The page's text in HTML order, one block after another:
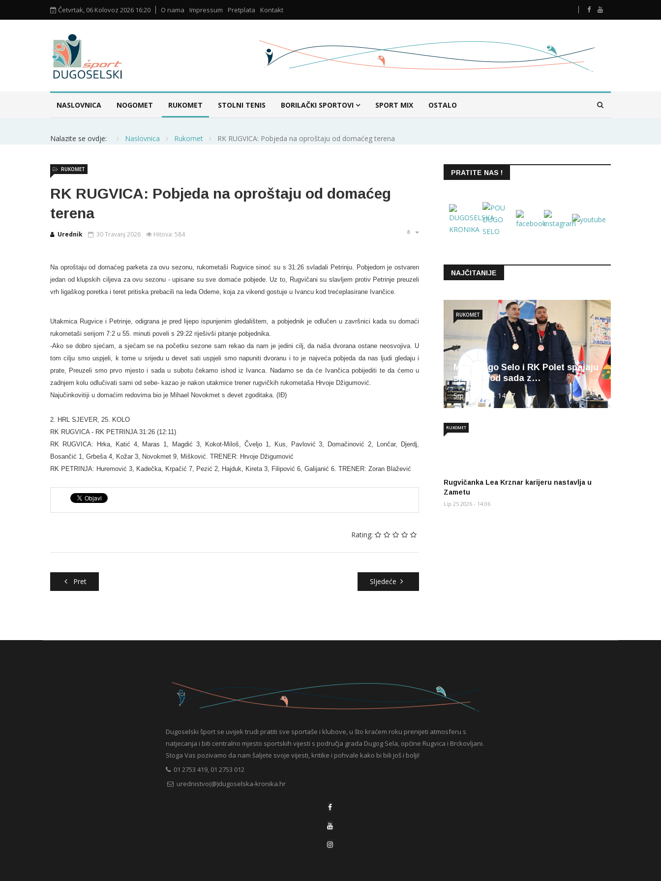
Četvrtak, 06 Kolovoz 2026 16:20 O nama Impressum Pretplata Kontakt
NASLOVNICA NOGOMET RUKOMET STOLNI TENIS BORILAČKI SPORTOVI SPORT MIX OSTALO
Nalazite se ovdje: Naslovnica Rukomet RK RUGVICA: Pobjeda na oproštaju od domaćeg terena
RK RUGVICA: Pobjeda na oproštaju od domaćeg
terena
Urednik
RUKOMET
30 Travanj 2026 Hitova: 584
Na oproštaju od domaćeg parketa za ovu sezonu, rukometaši Rugvice sinoć su s 31:26 svladali Petrinju. Pobjedom je ostvaren
jedan od klupskih ciljeva za ovu sezonu - upisane su sve domaće pobjede. Uz to, Rugvičani su slavljem protiv Petrinje preuzeli
vrh ligaškog poretka i teret pritiska prebacili na leđa Odeme, koja za vikend gostuje u Ivancu kod trećeplasirane Ivančice.
Utakmica Rugvice i Petrinje, odigrana je pred lijepo ispunjenim gledalištem, a pobjednik je odlučen u završnici kada su domaći
rukometaši serijom 7:2 u 55. minuti poveli s 29:22 riješivši pitanje pobjednika.
-Ako se dobro sjećam, a sjećam se na početku sezone sam rekao da nam je jedini cilj, da naša dvorana ostane neosvojiva. U
tom cilju smo uspjeli, k tome u srijedu u devet sati uspjeli smo napuniti dvoranu i to je najveća pobjeda da nas ljudi gledaju i
prate, Preuzeli smo prvo mjesto i sada u subotu čekamo ishod iz Ivanca. Nadamo se da će Ivančica pobijediti te da ćemo u
zadnjem kolu odlučivati sami od sebe- kazao je nakon utakmice trener rugvičkih rukometaša Hrvoje Džigumović.
Najučinkovitiji u domaćim redovima bio je Mihael Novokmet s devet zgoditaka. (IĐ)
2. HRL SJEVER, 25. KOLO
RK RUGVICA - RK PETRINJA 31:26 (12:11)
RK RUGVICA: Hrka, Katić 4, Maras 1, Magdić 3, Kokot-Miloš, Čveljo 1, Kus, Pavlović 3, Domačinović 2, Lončar, Djerdj,
Bosančić 1, Grbeša 4, Kožar 3, Novokmet 9, Mišković. TRENER: Hrvoje Džigumović
RK PETRINJA: Huremović 3, Kadečka, Krpačić 7, Pezić 2, Hajduk, Kireta 3, Filipović 6, Galijanić 6. TRENER: Zoran Blažević
Rating:
Pret Sljedeće
PRATITE NAS !
NAJČITANIJE
MRK Dugo Selo i RK Polet spajaju
snage – od sada z…
Srp 27 2026 - 14:07
RUKOMET
Rugvičanka Lea Krznar karijeru nastavlja u
Zametu
RUKOMET
Lip 25 2026 - 14:06
Dugoselski šport se uvijek trudi pratiti sve sportaše i klubove, u što kraćem roku prenijeti atmosferu s
natjecanja i biti centralno mjesto sportskih vijesti s područja grada Dugog Sela, općine Rugvica i Brckovljani.
Stoga Vas pozivamo da nam šaljete svoje vijesti, kritike i pohvale kako bi bili još i bolji!
01 2753 419, 01 2753 012
urednistvo(@)dugoselska-kronika.hr